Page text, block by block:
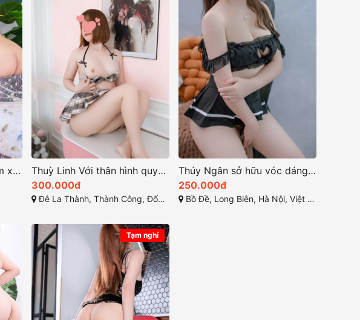
Trà My Em gái gọi gia lâm xinh dâm ngọt ngào
Thuỳ Linh Với thân hình quyến rũ thu hút mọi ánh nhìn
300.000đ
Đê La Thành, Thành Công, Đống Đa, Hà Nội, Việt Nam
Thúy Ngân sở hữu vóc dáng đầy đặn khó cưỡng lại
250.000đ
Bồ Đề, Long Biên, Hà Nội, Việt Nam
Tạm nghỉ